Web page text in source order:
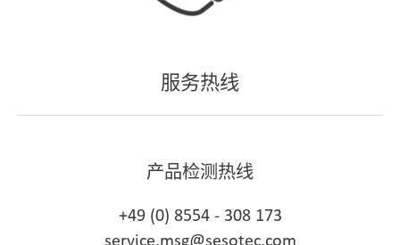
服务热线
产品检测热线
+49 (0) 8554 - 308 173
service.msg@sesotec.com